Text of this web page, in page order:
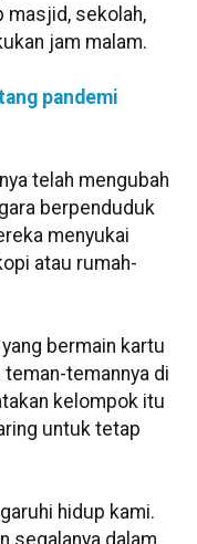
masjid, sekolah,
jam malam.
pandemi
telah mengubah
berpenduduk
menyukai
atau rumah-
bermain kartu
temannya di
kelompok itu
untuk tetap
hidup kami.